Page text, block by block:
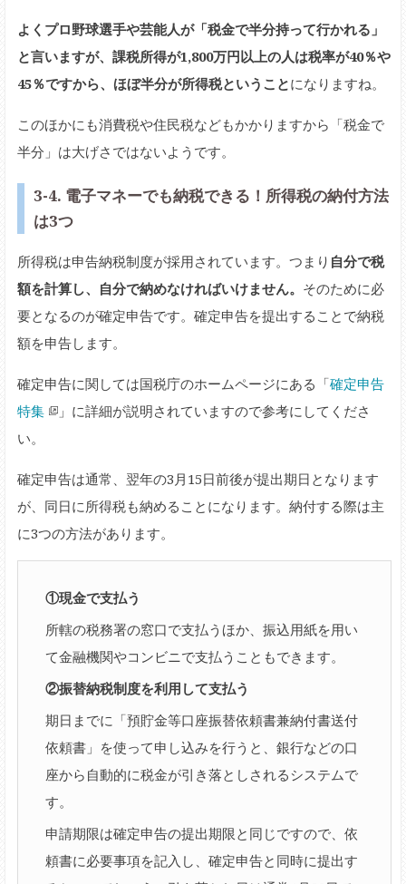
よくプロ野球選手や芸能人が「税金で半分持って行かれる」
と言いますが、課税所得が1,800万円以上の人は税率が40％や
45％ですから、ほぼ半分が所得税ということになりますね。
このほかにも消費税や住民税などもかかりますから「税金で
半分」は大げさではないようです。
3-4. 電子マネーでも納税できる！所得税の納付方法
は3つ
所得税は申告納税制度が採用されています。つまり 自分で税
額を計算し、自分で納めなければいけません。 そのために必
要となるのが確定申告です。確定申告を提出することで納税
額を申告します。
確定申告に関しては国税庁のホームページにある「確定申告
特集
」に詳細が説明されていますので参考にしてくださ
い。
確定申告は通常、翌年の3月15日前後が提出期日となります
が、同日に所得税も納めることになります。納付する際は主
に3つの方法があります。
①現金で支払う
所轄の税務署の窓口で支払うほか、振込用紙を用い
て金融機関やコンビニで支払うこともできます。
②振替納税制度を利用して支払う
期日までに「預貯金等口座振替依頼書兼納付書送付
依頼書」を使って申し込みを行うと、銀行などの口
座から自動的に税金が引き落としされるシステムで
す。
申請期限は確定申告の提出期限と同じですので、依
頼書に必要事項を記入し、確定申告と同時に提出す